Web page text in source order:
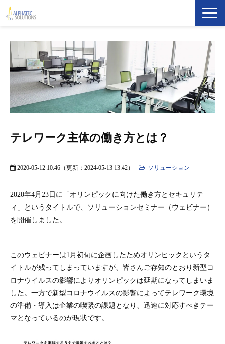
製品・ソリューション
導入事例
イベント・セミナー
テレワーク主体の働き方とは？
2020-05-12 10:46 （更新： 2024-05-13 13:42） ソリューション
2020年4月23日に「オリンピックに向けた働き方とセキュリテ
ィ 」というタイトルで、ソリューションセミナー（ウェビナー）
を開催しました。
このウェビナーは1月初旬に企画したためオリンピックというタ
イトルが残ってしまっていますが、皆さんご存知のとおり新型コ
ロナウイルスの影響によりオリンピックは延期になってしまいま
した。一方で新型コロナウイルスの影響によってテレワーク環境
の準備・導入は企業の喫緊の課題となり、迅速に対応すべきテー
マとなっているのが現状です。